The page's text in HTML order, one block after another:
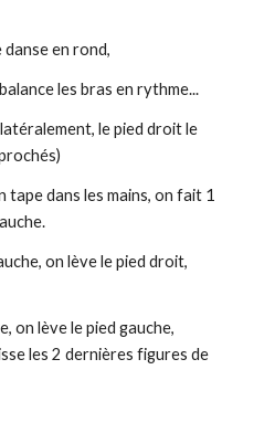
danse en rond,
les bras en rythme...
le pied droit le
tape dans les mains, on fait 1
on lève le pied droit,
lève le pied gauche,
les 2 dernières figures de